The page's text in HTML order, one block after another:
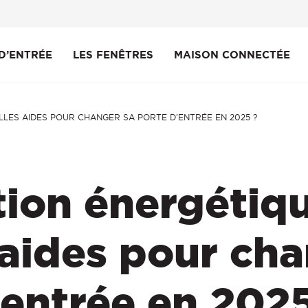
Contemporaine
Vitrée
LES FENÊTRES
Fenêtre PVC
Fenêtre Bois
Fenêtre Mixte Alu/Bois
MAISON CONNECTÉE
AIDES POUR CHANGER SA PORTE D’ENTRÉE EN 2025 ?
pour